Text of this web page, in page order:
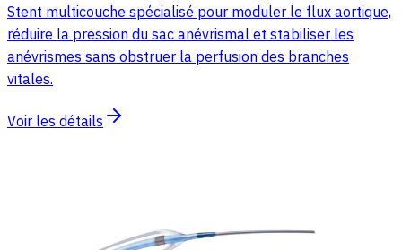
Stent multicouche spécialisé pour moduler le flux aortique,
réduire la pression du sac anévrismal et stabiliser les
anévrismes sans obstruer la perfusion des branches
vitales.
Voir les détails